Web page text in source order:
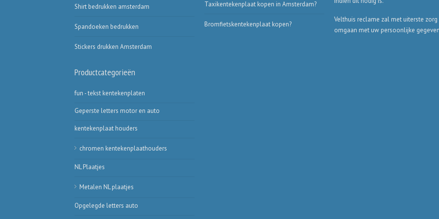
Shirt bedrukken amsterdam
Spandoeken bedrukken
Stickers drukken Amsterdam
Productcategorieën
fun - tekst kentekenplaten
Geperste letters motor en auto
kentekenplaat houders
chromen kentekenplaathouders
NL Plaatjes
Metalen NL plaatjes
Opgelegde letters auto
Taxikentekenplaat kopen in Amsterdam?
Bromfietskentekenplaat kopen?
Velthuis reclame zal met uiterste zorg
omgaan met uw persoonlijke